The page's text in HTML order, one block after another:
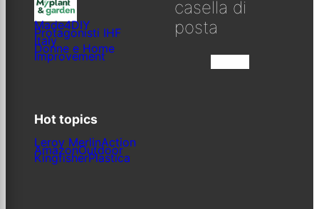
Made4DIY
Protagonisti IHF
Italy
Donne e Home
Improvement
Hot topics
Leroy MerlinAction
AmazonOutdoor
KingfisherPlastica
casella di
posta